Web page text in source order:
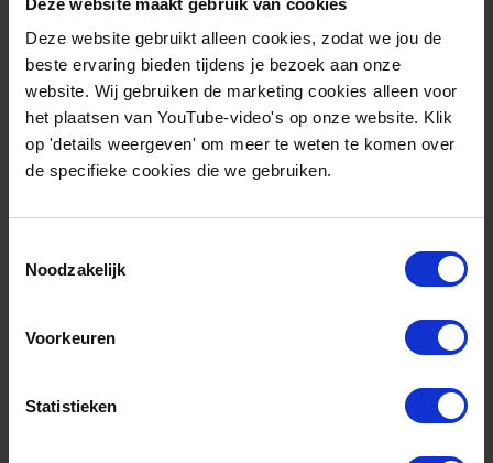
Deze website gebruikt alleen cookies, zodat we jou de
beste ervaring bieden tijdens je bezoek aan onze
website. Wij gebruiken de marketing cookies alleen voor
het plaatsen van YouTube-video's op onze website. Klik
op 'details weergeven' om meer te weten te komen over
de specifieke cookies die we gebruiken.
Noodzakelijk
Voorkeuren
Statistieken